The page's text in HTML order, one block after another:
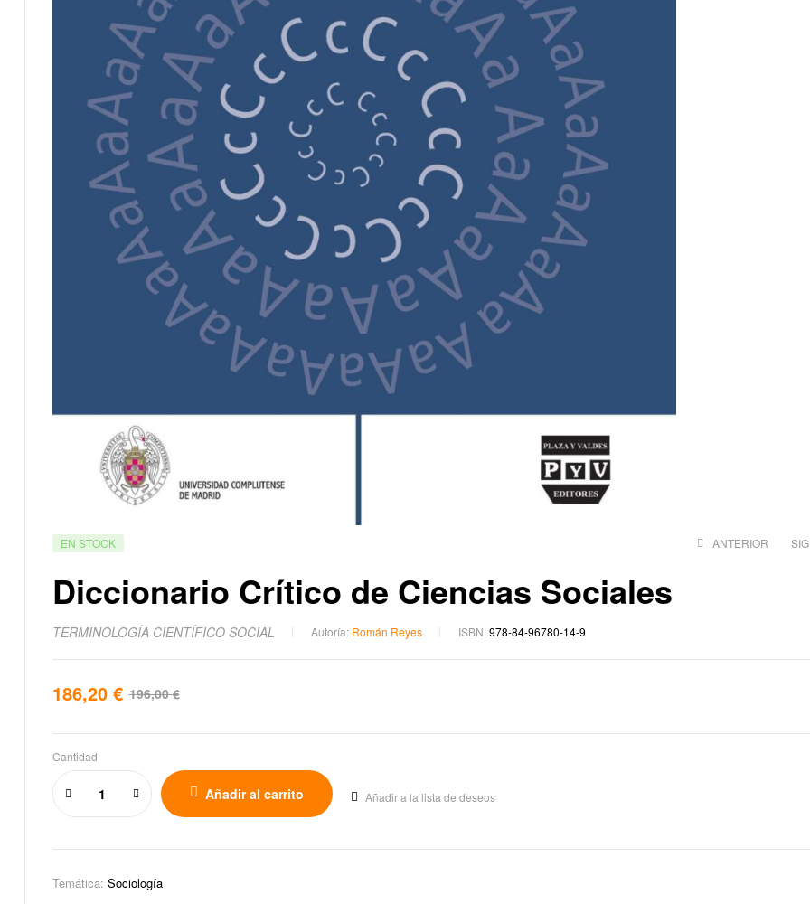
EN STOCK ANTERIOR
18,00
17,10€
Diccionario Crítico de Ciencias Sociales
TERMINOLOGÍA CIENTÍFICO SOCIAL Autoría: Román Reyes ISBN:978-84-96780-14-9
196,00€
186,20 €
Cantidad
Añadir al carrito Añadir a la lista de deseos
Temática: Sociología